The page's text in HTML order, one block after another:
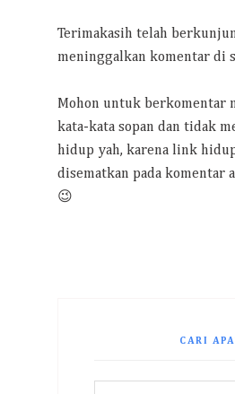
Terimakasih telah
meninggalkan komentar di
Mohon untuk berkomentar
kata-kata sopan dan tidak
hidup yah, karena link
disematkan pada komentar
😉
CARI